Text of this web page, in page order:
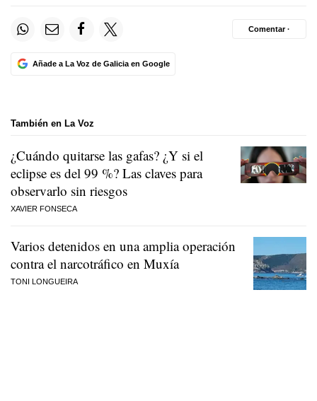
Añade a La Voz de Galicia en Google
Comentar ·
También en La Voz
¿Cuándo quitarse las gafas? ¿Y si el
eclipse es del 99 %? Las claves para
observarlo sin riesgos
XAVIER FONSECA
Varios detenidos en una amplia operación
contra el narcotráfico en Muxía
TONI LONGUEIRA